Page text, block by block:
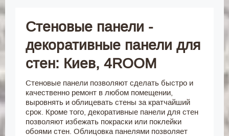
Стеновые панели -
декоративные панели для
стен: Киев, 4ROOM
Стеновые панели позволяют сделать быстро и
качественно ремонт в любом помещении,
выровнять и облицевать стены за кратчайший
срок. Кроме того, декоративные панели для стен
позволяют избежать покраски или поклейки
обоями стен. Облицовка панелями позволяет